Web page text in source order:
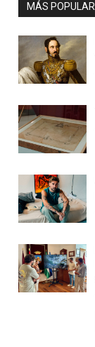
MÁS POPULAR